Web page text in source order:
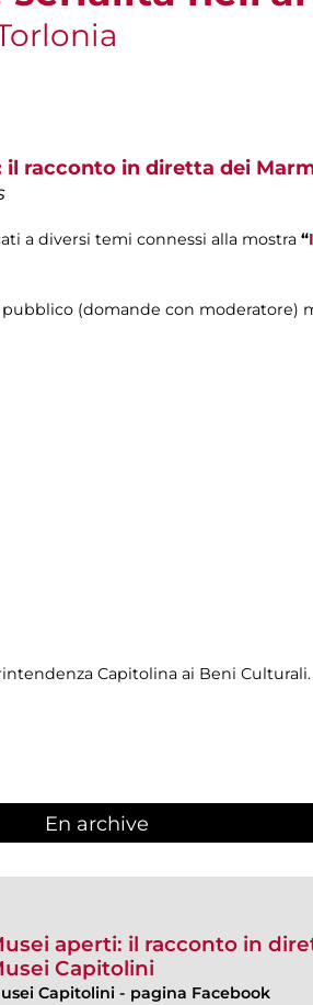
il racconto in diretta dei
a diversi temi connessi alla mostra “
(domande con moderatore)
Capitolina ai Beni Culturali.
En archive
aperti: il racconto in
Capitolini
Capitolini - pagina Facebook